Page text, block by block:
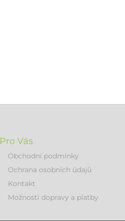
Pro Vás
Obchodní podmínky
Ochrana osobních údajů
Kontakt
Možnosti dopravy a platby